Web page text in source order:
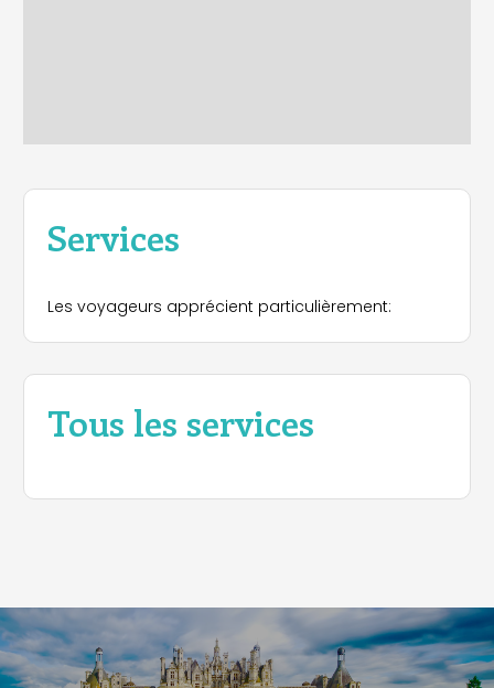
Services
Les voyageurs apprécient particulièrement:
Tous les services